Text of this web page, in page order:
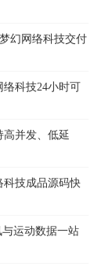
幻网络科技交付
科技24小时可
高并发、低延
科技成品源码快
运动数据一站